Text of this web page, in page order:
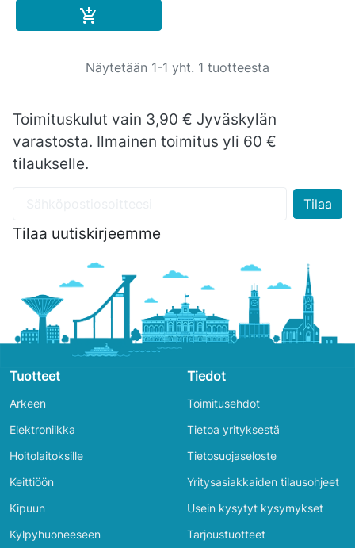

Näytetään 1-1 yht. 1 tuotteesta
Toimituskulut vain 3,90 € Jyväskylän
varastosta. Ilmainen toimitus yli 60 €
tilaukselle.
Tilaa uutiskirjeemme
Tuotteet
Arkeen
Elektroniikka
Hoitolaitoksille
Keittiöön
Kipuun
Kylpyhuoneeseen
Tiedot
Toimitusehdot
Tietoa yrityksestä
Tietosuojaseloste
Yritysasiakkaiden tilausohjeet
Usein kysytyt kysymykset
Tarjoustuotteet